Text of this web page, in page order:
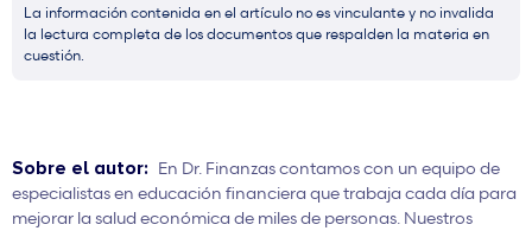
La información contenida en el artículo no es vinculante y no invalida
la lectura completa de los documentos que respalden la materia en
cuestión.
Sobre el autor: En Dr. Finanzas contamos con un equipo de
especialistas en educación financiera que trabaja cada día para
mejorar la salud económica de miles de personas. Nuestros